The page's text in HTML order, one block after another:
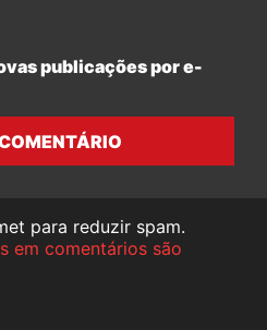
publicações por e-
para reduzir spam.
em comentários são